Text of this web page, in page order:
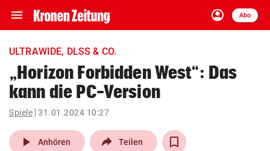
menu Navigation
ein-/ausklappen
account_circle
Anmelden
Abo
close Schließen
account_circle Anmelden
pin_drop
Wien arrow_right
ULTRAWIDE, DLSS & CO.
„Horizon Forbidden West“: Das
kann die PC-Version
Spiele 31.01.2024 10:27
play_arrow Anhören Teilen